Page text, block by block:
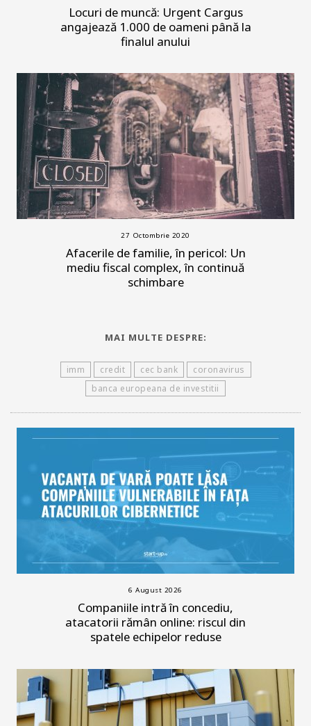
Locuri de muncă: Urgent Cargus
angajează 1.000 de oameni până la
finalul anului
27 Octombrie 2020
Afacerile de familie, în pericol: Un
mediu fiscal complex, în continuă
schimbare
MAI MULTE DESPRE:
imm credit cec bank
coronavirus
banca europeana de investitii
6 August 2026
Companiile intră în concediu,
atacatorii rămân online: riscul din
spatele echipelor reduse